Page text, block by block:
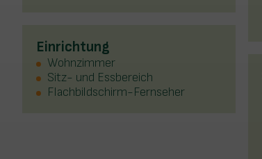
Einrichtung
Wohnzimmer
Sitz- und Essbereich
Flachbildschirm-Fernseher